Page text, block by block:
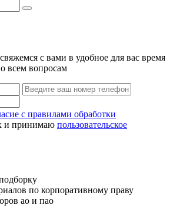
с вами в удобное для вас время
всем вопросам
с правилами обработки
и принимаю пользовательское
по корпоративному праву
ао и пао